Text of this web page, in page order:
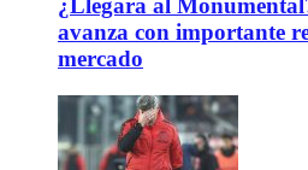
¿Llegará al
avanza con importante
mercado